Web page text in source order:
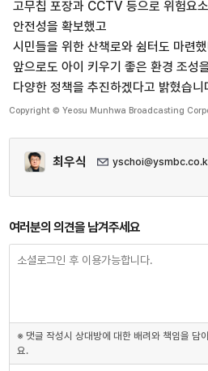
고무칩 포장과 CCTV 등으로 위험요
안전성을 확보했고
시민들을 위한 산책로와 쉼터도 마련
앞으로도 아이 키우기 좋은 환경 조성
다양한 정책을 추진하겠다고 밝혔습니
Copyright © Yeosu Munhwa Broadcasting
최우식
여러분의 의견을 남겨주세요
※ 댓글 작성시 상대방에 대한 배려와 책임을 담
요.